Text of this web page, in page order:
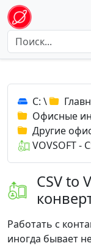
C: \
Офисные
Другие
VOVSOFT -
CSV to
Работать с
иногда бывает